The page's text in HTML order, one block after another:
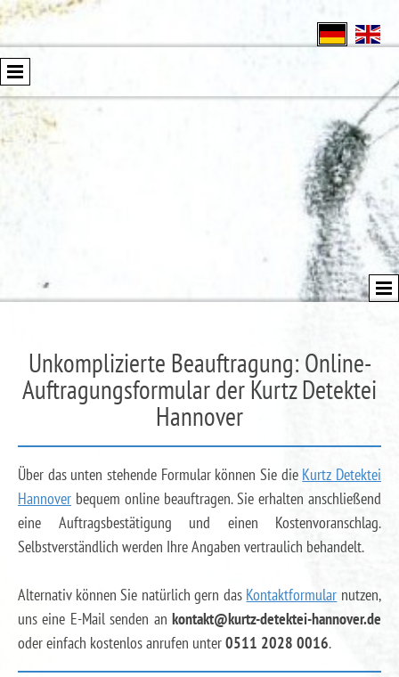
Unkomplizierte Beauftragung: Online-
Auftragungsformular der Kurtz Detektei
Hannover
Über das unten stehende Formular können Sie die Kurtz Detektei
Hannover bequem online beauftragen. Sie erhalten anschließend
eine Auftragsbestätigung und einen Kostenvoranschlag.
Selbstverständlich werden Ihre Angaben vertraulich behandelt.
Alternativ können Sie natürlich gern das Kontaktformular nutzen,
uns eine E-Mail senden an kontakt@kurtz-detektei-hannover.de
oder einfach kostenlos anrufen unter0511 2028 0016.